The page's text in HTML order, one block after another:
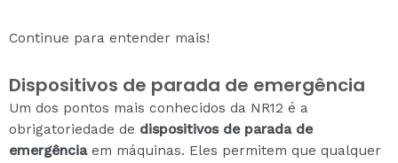
Continue para entender mais!
Dispositivos de parada de emergência
Um dos pontos mais conhecidos da NR12 é a
obrigatoriedade de dispositivos de parada de
emergênciaem máquinas. Eles permitem que qualquer